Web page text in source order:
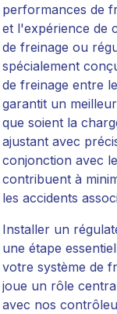
performances de
et l'expérience de
de freinage ou
spécialement
de freinage entre
garantit un
que soient la
ajustant avec
conjonction avec
contribuent à
les accidents
Installer un
une étape
votre système de
joue un rôle
avec nos